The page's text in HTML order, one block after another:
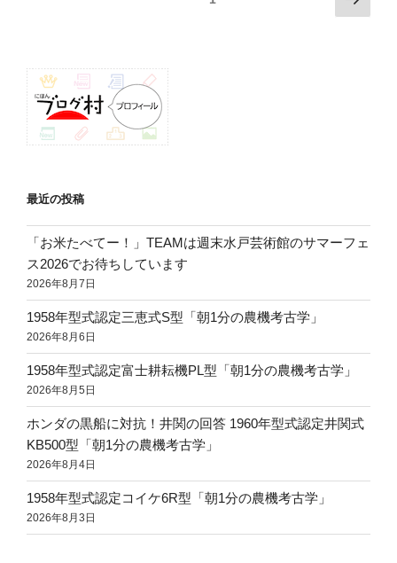
ビ
ゲ
ー
シ
ン
の
最近の投稿
「お米たべてー！」TEAMは週末水戸芸術館のサマーフェ
ス2026でお待ちしています
2026年8月7日
1958年型式認定三恵式S型「朝1分の農機考古学」
2026年8月6日
1958年型式認定富士耕耘機PL型「朝1分の農機考古学」
2026年8月5日
ホンダの黒船に対抗！井関の回答 1960年型式認定井関式
KB500型「朝1分の農機考古学」
2026年8月4日
1958年型式認定コイケ6R型「朝1分の農機考古学」
2026年8月3日